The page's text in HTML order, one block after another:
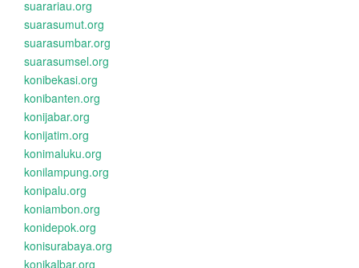
suarariau.org
suarasumut.org
suarasumbar.org
suarasumsel.org
konibekasi.org
konibanten.org
konijabar.org
konijatim.org
konimaluku.org
konilampung.org
konipalu.org
koniambon.org
konidepok.org
konisurabaya.org
konikalbar.org